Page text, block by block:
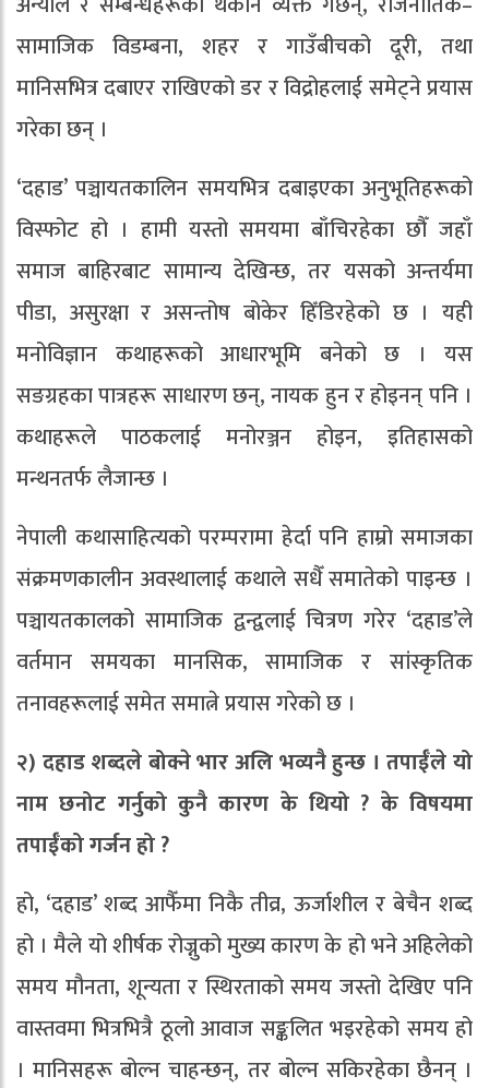
सामाजिक विडम्बना, शहर र गाउँबीचको दूरी, तथा
मानिसभित्र दबाएर राखिएको डर र विद्रोहलाई समेट्ने प्रयास
गरेका छन् ।
‘दहाड’ पञ्चायतकालिन समयभित्र दबाइएका अनुभूतिहरूको
विस्फोट हो । हामी यस्तो समयमा बाँचिरहेका छौँ जहाँ
समाज बाहिरबाट सामान्य देखिन्छ, तर यसको अन्तर्यमा
पीडा, असुरक्षा र असन्तोष बोकेर हिँडिरहेको छ । यही
मनोविज्ञान कथाहरूको आधारभूमि बनेको छ । यस
सङग्रहका पात्रहरू साधारण छन्, नायक हुन र होइनन् पनि ।
कथाहरूले पाठकलाई मनोरञ्जन होइन, इतिहासको
मन्थनतर्फ लैजान्छ ।
नेपाली कथासाहित्यको परम्परामा हेर्दा पनि हाम्रो समाजका
संक्रमणकालीन अवस्थालाई कथाले सधैँ समातेको पाइन्छ ।
पञ्चायतकालको सामाजिक द्वन्द्वलाई चित्रण गरेर ‘दहाड’ले
वर्तमान समयका मानसिक, सामाजिक र सांस्कृतिक
तनावहरूलाई समेत समात्ने प्रयास गरेको छ ।
२) दहाड शब्दले बोक्ने भार अलि भव्यनै हुन्छ । तपाईँले यो
नाम छनोट गर्नुको कुनै कारण के थियो ? के विषयमा
तपाईँको गर्जन हो ?
हो, ‘दहाड’ शब्द आफैँमा निकै तीव्र, ऊर्जाशील र बेचैन शब्द
हो । मैले यो शीर्षक रोज्नुको मुख्य कारण के हो भने अहिलेको
समय मौनता, शून्यता र स्थिरताको समय जस्तो देखिए पनि
वास्तवमा भित्रभित्रै ठूलो आवाज सङ्कलित भइरहेको समय हो
। मानिसहरू बोल्न चाहन्छन्, तर बोल्न सकिरहेका छैनन् ।